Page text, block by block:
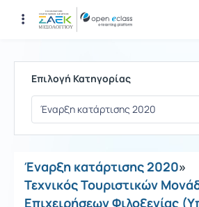
Μαθήματα
Επιλογή Κατηγορίας
Έναρξη κατάρτισης 2020»
Τεχνικός Τουριστικών
Επιχειρήσεων Φιλοξενίας